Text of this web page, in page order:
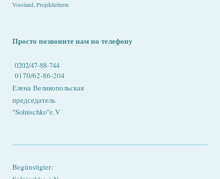
Vorstand, Projektleiterin
Просто позвоните нам по телефону
0202/47-88-744
0170/62-86-204
Елена Великопольская
председатель
"Solnischko"e.V
Begünstigter: